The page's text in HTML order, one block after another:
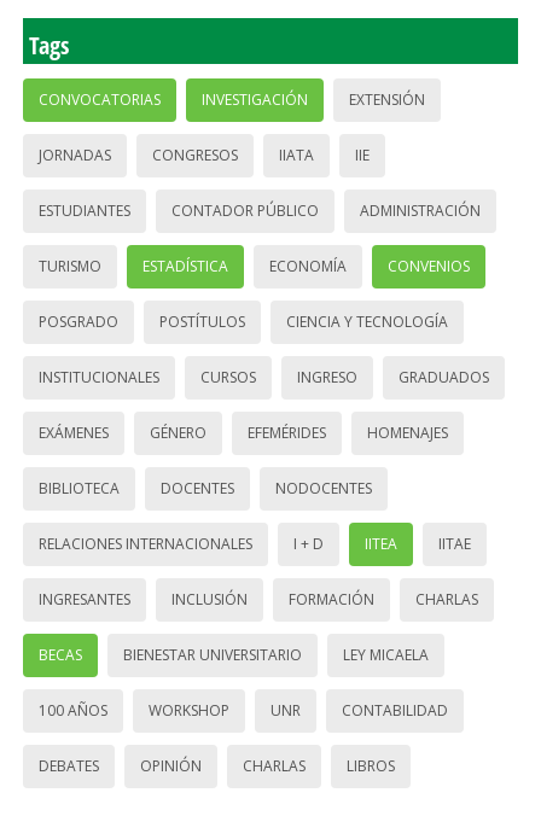
Tags
CONVOCATORIAS INVESTIGACIÓN EXTENSIÓN
JORNADAS CONGRESOS IIATA IIE
ESTUDIANTES CONTADOR PÚBLICO ADMINISTRACIÓN
TURISMO ESTADÍSTICA ECONOMÍA CONVENIOS
POSGRADO POSTÍTULOS CIENCIA Y TECNOLOGÍA
INSTITUCIONALES CURSOS INGRESO GRADUADOS
EXÁMENES GÉNERO EFEMÉRIDES HOMENAJES
BIBLIOTECA DOCENTES NODOCENTES
RELACIONES INTERNACIONALES I + D IITEA IITAE
INGRESANTES INCLUSIÓN FORMACIÓN CHARLAS
BECAS BIENESTAR UNIVERSITARIO LEY MICAELA
100 AÑOS WORKSHOP UNR CONTABILIDAD
DEBATES OPINIÓN CHARLAS LIBROS